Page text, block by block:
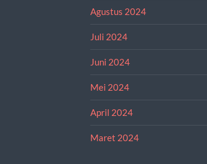
Agustus 2024
Juli 2024
Juni 2024
Mei 2024
April 2024
Maret 2024